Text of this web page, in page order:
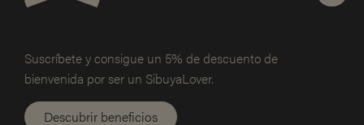
Suscríbete y consigue un 5% dedescuento de
bienvenida por ser un SibuyaLover.
Descubrir beneficios